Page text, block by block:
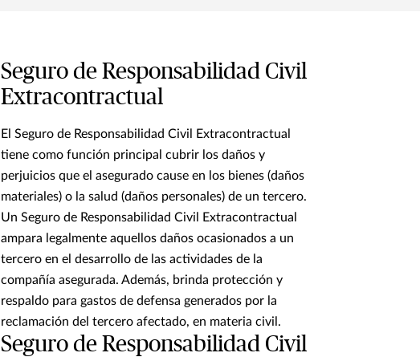
Seguro de Responsabilidad Civil
Extracontractual
El Seguro de Responsabilidad Civil Extracontractual
tiene como función principal cubrir los daños y
perjuicios que el asegurado cause en los bienes (daños
materiales) o la salud (daños personales) de un tercero.
Un Seguro de Responsabilidad Civil Extracontractual
ampara legalmente aquellos daños ocasionados a un
tercero en el desarrollo de las actividades de la
compañía asegurada. Además, brinda protección y
respaldo para gastos de defensa generados por la
reclamación del tercero afectado, en materia civil.
Seguro de Responsabilidad Civil